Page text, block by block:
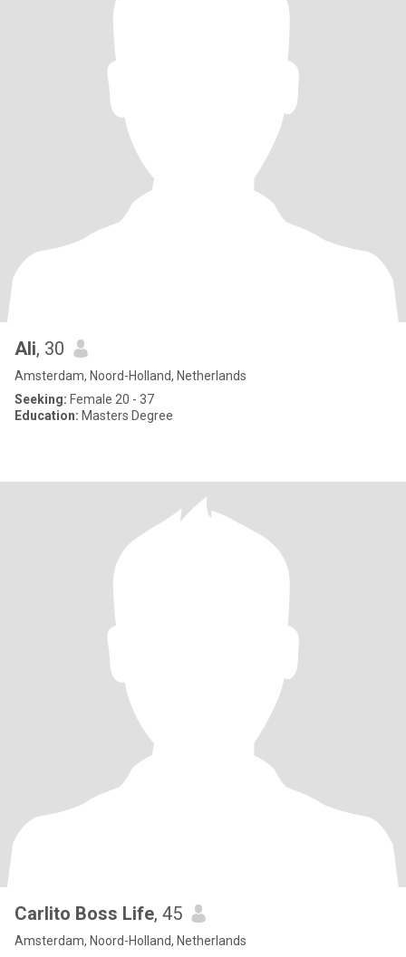
Ali, 30
Amsterdam, Noord-Holland, Netherlands
Seeking: Female 20 - 37
Education: Masters Degree
Carlito Boss Life, 45
Amsterdam, Noord-Holland, Netherlands